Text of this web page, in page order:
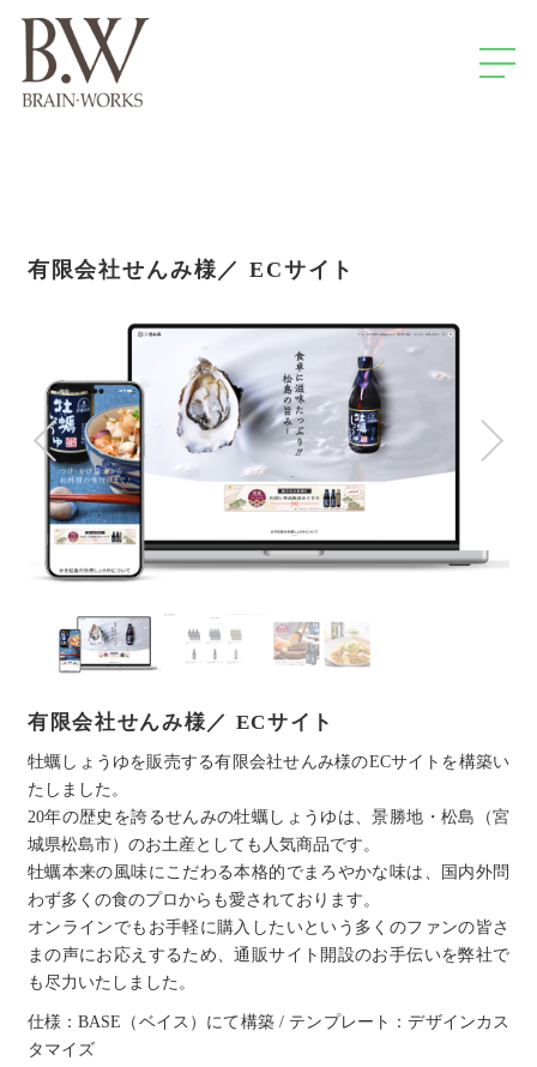
有限会社せんみ様／ ECサイト
有限会社せんみ様／ ECサイト
牡蠣しょうゆを販売する有限会社せんみ様のECサイトを構築い
たしました。
20年の歴史を誇るせんみの牡蠣しょうゆは、景勝地・松島（宮
城県松島市）のお土産としても人気商品です。
牡蠣本来の風味にこだわる本格的でまろやかな味は、国内外問
わず多くの食のプロからも愛されております。
オンラインでもお手軽に購入したいという多くのファンの皆さ
まの声にお応えするため、通販サイト開設のお手伝いを弊社で
も尽力いたしました。
仕様：BASE（ベイス）にて構築 / テンプレート：デザインカス
タマイズ